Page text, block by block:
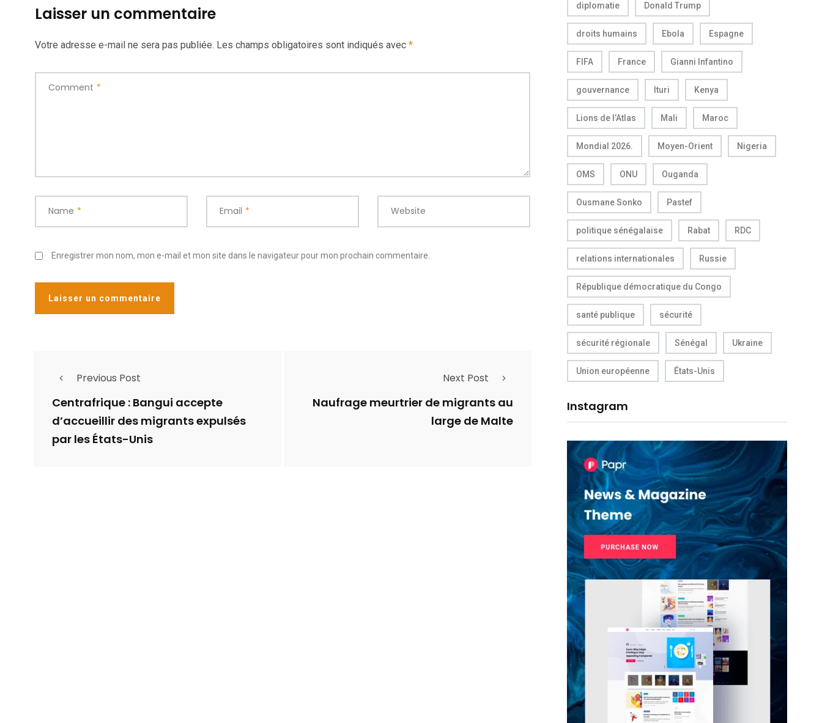
Laisser un commentaire
Votre adresse e-mail ne sera pas publiée. Les champs obligatoires sont indiqués avec *
Comment *
Name * Email * Website
Enregistrer mon nom, mon e-mail et mon site dans le navigateur pour mon prochain commentaire.
Previous Post
Centrafrique : Bangui accepte
d’accueillir des migrants expulsés
par les États-Unis
Next Post
Naufrage meurtrier de migrants au
large de Malte
diplomatie Donald Trump
droits humains Ebola Espagne
FIFA France Gianni Infantino
gouvernance Ituri Kenya
Lions de l’Atlas Mali Maroc
Mondial 2026. Moyen-Orient Nigeria
OMS ONU Ouganda
Ousmane Sonko Pastef
politique sénégalaise Rabat RDC
relations internationales Russie
République démocratique du Congo
santé publique sécurité
sécurité régionale Sénégal Ukraine
Union européenne États-Unis
Instagram